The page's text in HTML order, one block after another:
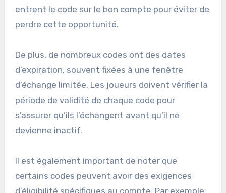
entrent le code sur le bon compte pour éviter de
perdre cette opportunité.
De plus, de nombreux codes ont des dates
d’expiration, souvent fixées à une fenêtre
d’échange limitée. Les joueurs doivent vérifier la
période de validité de chaque code pour
s’assurer qu’ils l’échangent avant qu’il ne
devienne inactif.
Il est également important de noter que
certains codes peuvent avoir des exigences